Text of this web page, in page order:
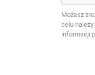
Możesz
celu należy
informacji